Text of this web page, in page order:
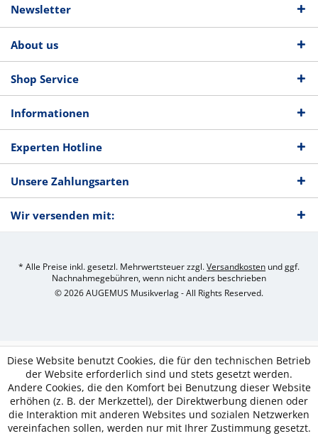
Newsletter
About us
Shop Service
Informationen
Experten Hotline
Unsere Zahlungsarten
Wir versenden mit:
* Alle Preise inkl. gesetzl. Mehrwertsteuer zzgl.Versandkosten und ggf.
Nachnahmegebühren, wenn nicht anders beschrieben
© 2026 AUGEMUS Musikverlag - All Rights Reserved.
Diese Website benutzt Cookies, die für den technischen Betrieb
der Website erforderlich sind und stets gesetzt werden.
Andere Cookies, die den Komfort bei Benutzung dieser Website
erhöhen (z. B. der Merkzettel), der Direktwerbung dienen oder
die Interaktion mit anderen Websites und sozialen Netzwerken
vereinfachen sollen, werden nur mit Ihrer Zustimmung gesetzt.